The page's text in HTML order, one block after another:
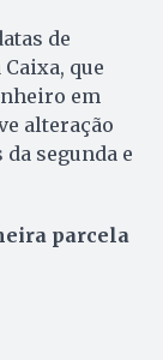
de
que
em
alteração
segunda e
parcela